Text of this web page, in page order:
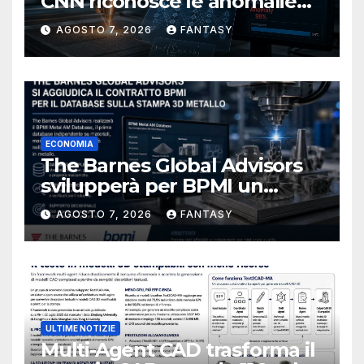
del bagno di fusione
AGOSTO 7, 2026 FANTASY
ECONOMIA
The Barnes Global Advisors
svilupperà per BPMI un
database per la stampa 3D
metallica destinata alla filiera
navale statunitense
AGOSTO 7, 2026 FANTASY
ULTIME NOTIZIE
Multi-Agent CAD trasforma il